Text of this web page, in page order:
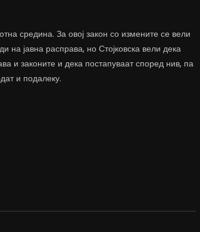
средина. За овој закон со измените се вели
на јавна расправа, но Стојковска вели дека
и законите и дека постапуваат според нив, па
и подалеку.